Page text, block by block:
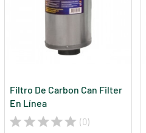
Filtro De Carbon Can Filter
En Línea
(0)